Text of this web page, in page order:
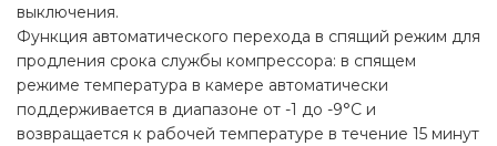
выключения.
Функция автоматического перехода в спящий режим для
продления срока службы компрессора: в спящем
режиме температура в камере автоматически
поддерживается в диапазоне от -1 до -9°C и
возвращается к рабочей температуре в течение 15 минут